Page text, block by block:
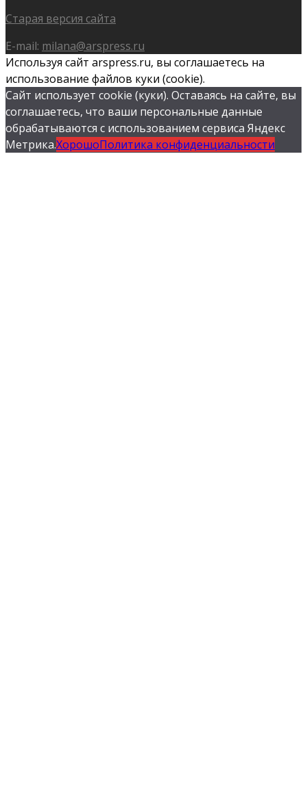
Старая версия сайта
E-mail: milana@arspress.ru
Используя сайт arspress.ru, вы соглашаетесь на
использование файлов куки (cookie).
Сайт использует cookie (куки). Оставаясь на сайте, вы
соглашаетесь, что ваши персональные данные
обрабатываются с использованием сервиса Яндекс
Метрика.ХорошоПолитика конфиденциальности